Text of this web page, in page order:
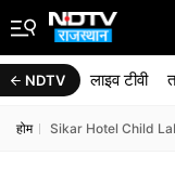
NDTV लाइव टीवी
होम Sikar Hotel Child